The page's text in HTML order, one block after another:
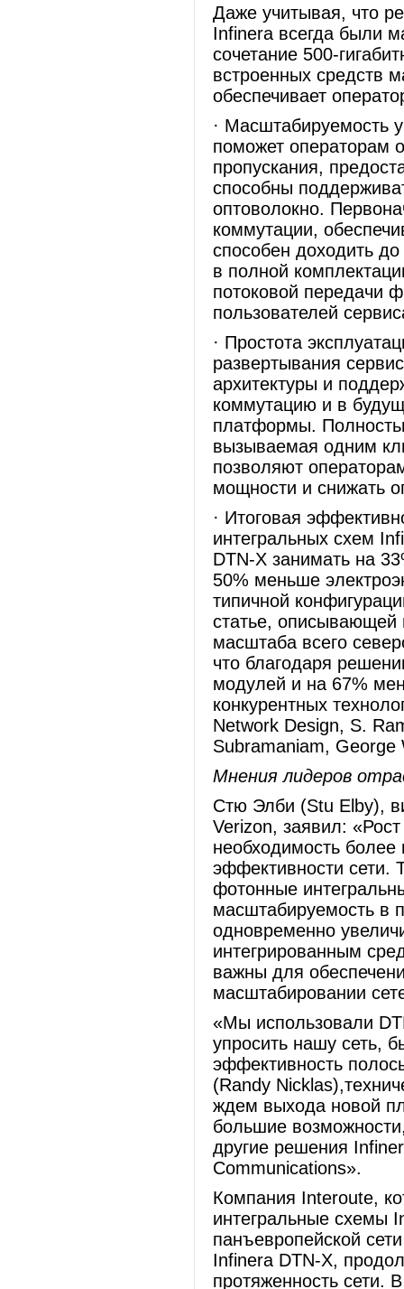
Даже учитывая, что
Infinera всегда были
сочетание 500-
встроенных средств
обеспечивает
· Масштабируемость
поможет операторам
пропускания,
способны
оптоволокно.
коммутации,
способен доходить
в полной
потоковой передачи
пользователей
· Простота
развертывания
архитектуры и
коммутацию и в
платформы.
вызываемая одним
позволяют
мощности и снижать
· Итоговая
интегральных схем
DTN-X занимать на
50% меньше
типичной
статье, описывающей
масштаба всего
что благодаря
модулей и на 67%
конкурентных
Network Design, S.
Subramaniam,
Мнения лидеров
Стю Элби (Stu Elby),
Verizon, заявил:
необходимость более
эффективности сети.
фотонные
масштабируемость в
одновременно
интегрированным
важны для
масштабировании
«Мы использовали
упросить нашу сеть,
эффективность
(Randy
ждем выхода новой
большие
другие решения
Communications».
Компания Interoute,
интегральные схемы
панъевропейской
Infinera DTN-X,
протяженность сети.